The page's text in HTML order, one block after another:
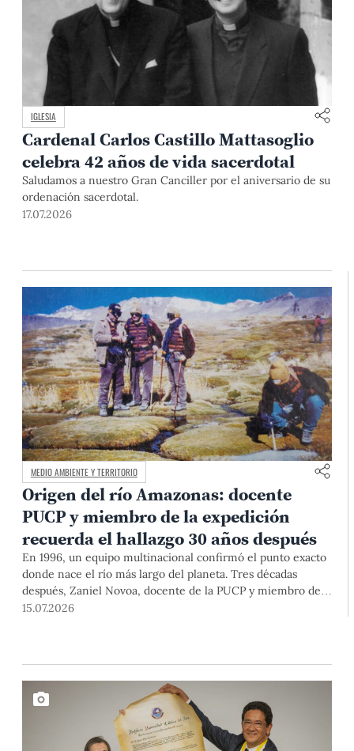
IGLESIA
Cardenal Carlos Castillo Mattasoglio
celebra 42 años de vida sacerdotal
Saludamos a nuestro Gran Canciller por el aniversario de su
ordenación sacerdotal.
17.07.2026
MEDIO AMBIENTE Y TERRITORIO
Origen del río Amazonas: docente
PUCP y miembro de la expedición
recuerda el hallazgo 30 años después
En 1996, un equipo multinacional confirmó el punto exacto
donde nace el río más largo del planeta. Tres décadas
después, Zaniel Novoa, docente de la PUCP y miembro de
esa expedición, reconstruye la historia que cambió los libros
15.07.2026